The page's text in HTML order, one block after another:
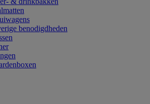
benodigdheden